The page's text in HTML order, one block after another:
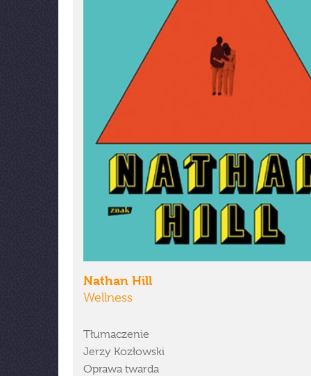
Nathan Hill
Wellness
Tłumaczenie
Jerzy Kozłowski
Oprawa twarda